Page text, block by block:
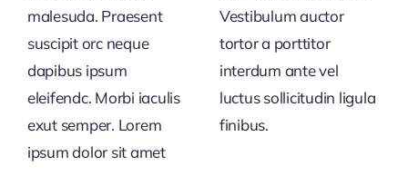
malesuda. Praesent
suscipit orc neque
dapibus ipsum
eleifendc. Morbi iaculis
exut semper. Lorem
ipsum dolor sit amet
Vestibulum auctor
tortor a porttitor
interdum ante vel
luctus sollicitudin ligula
finibus.